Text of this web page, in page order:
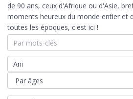
de 90 ans, ceux d'Afrique ou d'Asie,
moments heureux du monde entier et
toutes les époques, c'est ici !